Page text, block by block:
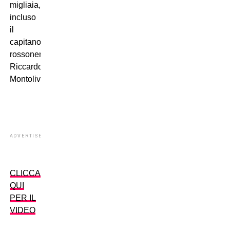
migliaia,
incluso
il
capitano
rossonero
Riccardo
Montolivo.
ADVERTISEMENT
CLICCA
QUI
PER IL
VIDEO